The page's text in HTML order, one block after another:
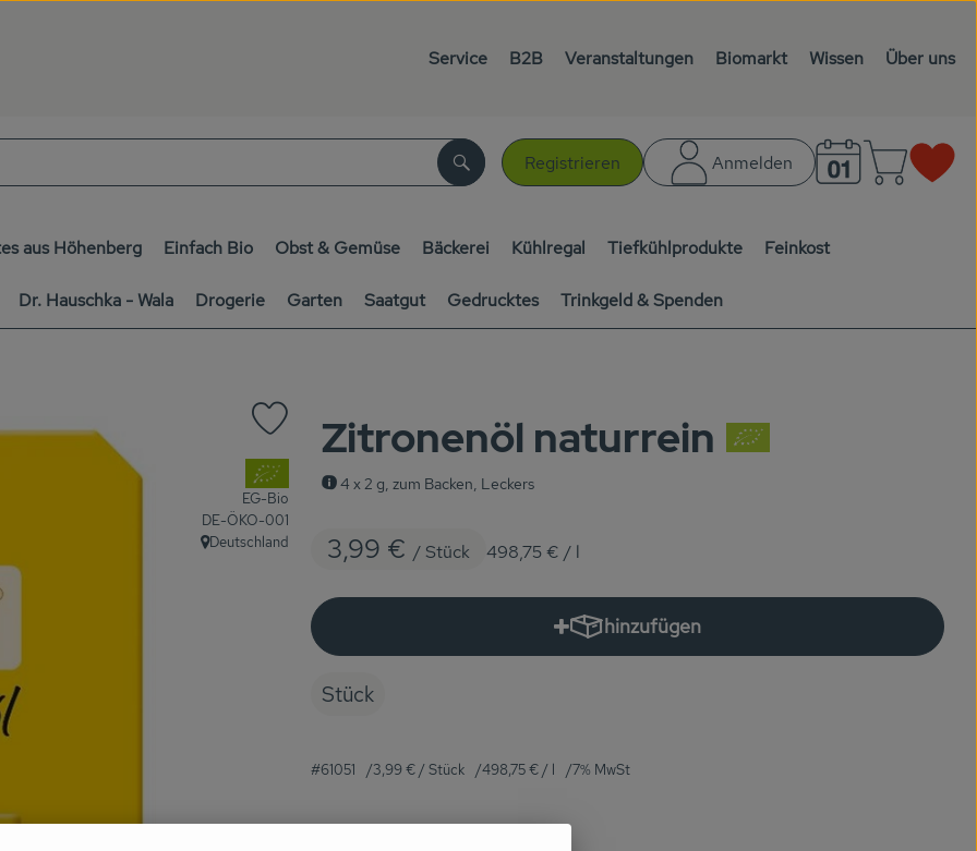
Service B2B Veranstaltungen Biomarkt Wissen Über uns
Registrieren Anmelden
Suchen
aus Höhenberg Einfach Bio Obst & Gemüse Bäckerei Kühlregal Tiefkühlprodukte Feinkost
Dr. Hauschka - Wala Drogerie Garten Saatgut Gedrucktes Trinkgeld & Spenden
Zitronenöl naturrein
4 x 2 g, zum Backen, Leckers
3,99 € / Stück 498,75 € / l
Produkt zu Favouriten hinzufügen
, Verband:
EG-Bio
, Kontrollstelle:
DE-ÖKO-001
, Herkunft:
Deutschland
hinzufügen
Produkt zum Warenkorb hinzufügen
Stück
#61051 3,99 € / Stück 498,75 € / l 7% MwSt